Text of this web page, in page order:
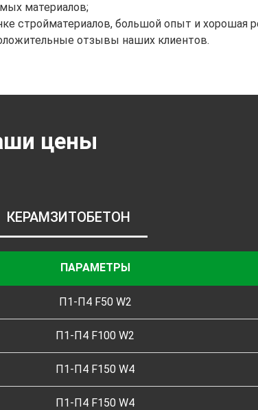
материалов;
стройматериалов, большой опыт и хорошая
отзывы наших клиентов.
цены
КЕРАМЗИТОБЕТОН
ПАРАМЕТРЫ
П1-П4 F50 W2
П1-П4 F100 W2
П1-П4 F150 W4
П1-П4 F150 W4